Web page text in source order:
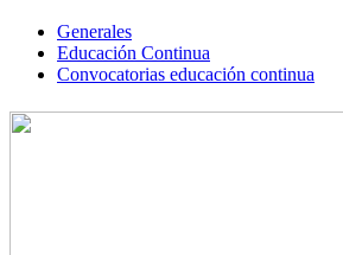
Generales
Educación Continua
Convocatorias educación continua